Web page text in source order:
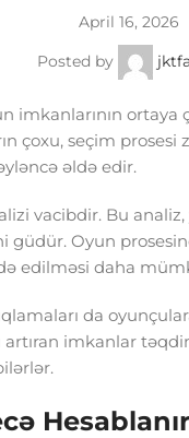
April 16, 2026
Posted by
imkanlarının
çoxu, seçim
əldə edir.
vacibdir. Bu
güdür. Oyun
edilməsi daha
da
imkanlar